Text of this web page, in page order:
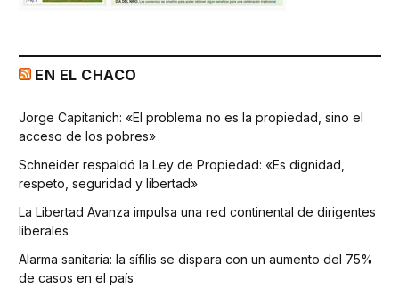
EN EL CHACO
Jorge Capitanich: «El problema no es la propiedad, sino el
acceso de los pobres»
Schneider respaldó la Ley de Propiedad: «Es dignidad,
respeto, seguridad y libertad»
La Libertad Avanza impulsa una red continental de dirigentes
liberales
Alarma sanitaria: la sífilis se dispara con un aumento del 75%
de casos en el país